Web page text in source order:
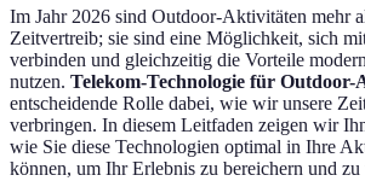
Im Jahr 2026 sind Outdoor-Aktivitäten mehr
Zeitvertreib; sie sind eine Möglichkeit, sich
verbinden und gleichzeitig die Vorteile
nutzen. Telekom-Technologie für
entscheidende Rolle dabei, wie wir unsere
verbringen. In diesem Leitfaden zeigen wir
wie Sie diese Technologien optimal in Ihre
können, um Ihr Erlebnis zu bereichern und zu